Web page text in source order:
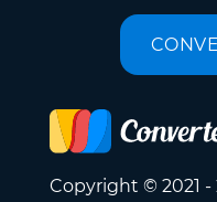
Copyright © 2021 -